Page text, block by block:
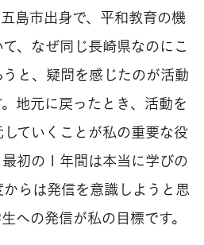
島市出身で、平和教育の機
、なぜ同じ長崎県なのにこ
と、疑問を感じたのが活動
地元に戻ったとき、活動を
ていくことが私の重要な役
初の１年間は本当に学びの
からは発信を意識しようと思
への発信が私の目標です。